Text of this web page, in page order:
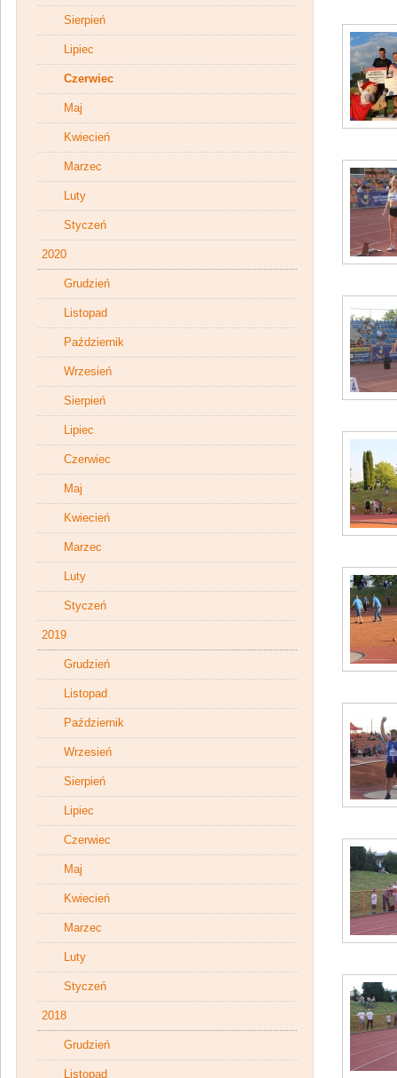
Sierpień
Lipiec
Czerwiec
Maj
Kwiecień
Marzec
Luty
Styczeń
2020
Grudzień
Listopad
Październik
Wrzesień
Sierpień
Lipiec
Czerwiec
Maj
Kwiecień
Marzec
Luty
Styczeń
2019
Grudzień
Listopad
Październik
Wrzesień
Sierpień
Lipiec
Czerwiec
Maj
Kwiecień
Marzec
Luty
Styczeń
2018
Grudzień
Listopad